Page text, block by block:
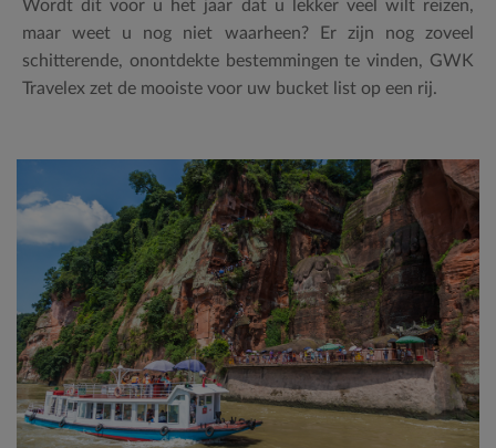
Wordt dit voor u het jaar dat u lekker veel wilt reizen,
maar weet u nog niet waarheen? Er zijn nog zoveel
schitterende, onontdekte bestemmingen te vinden, GWK
Travelex zet de mooiste voor uw bucket list op een rij.